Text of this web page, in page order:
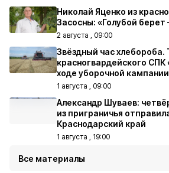
Николай Яценко из
Засосны: «Голубой
2 августа , 09:00
Звёздный час хлебороба.
красногвардейского СПК
ходе уборочной кампании
1 августа , 09:00
Александр Шуваев:
из приграничья
Краснодарский край
1 августа , 19:00
Все материалы